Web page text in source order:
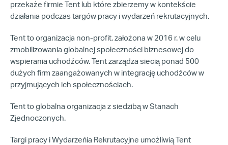
przekaże firmie Tent lub które zbierzemy w kontekście
działania podczas targów pracy i wydarzeń rekrutacyjnych.
Tent to organizacja non-profit, założona w 2016 r. w celu
zmobilizowania globalnej społeczności biznesowej do
wspierania uchodźców. Tent zarządza siecią ponad 500
dużych firm zaangażowanych w integrację uchodźców w
przyjmujących ich społecznościach.
Tent to globalna organizacja z siedzibą w Stanach
Zjednoczonych.
Targi pracy i Wydarzeńia Rekrutacyjne umożliwią Tent